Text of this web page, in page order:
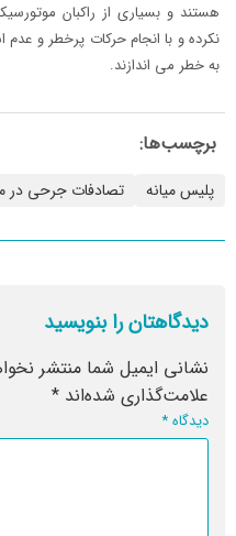
هستند و بسیاری از راکبان
نکرده و با انجام حرکات پرخطر و عدم
به خطر می اندازند.
برچسب‌ها:
پلیس میانه تصادفات جرحی در
دیدگاهتان را بنویسید
نشانی ایمیل شما منتشر
علامت‌گذاری شده‌اند *
دیدگاه*